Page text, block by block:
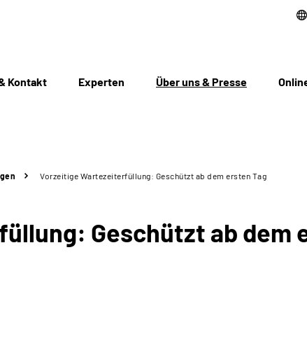
Kontakt Experten Über uns & Presse
Vorzeitige Wartezeiterfüllung: Geschützt ab dem ersten Tag
Geschützt ab dem